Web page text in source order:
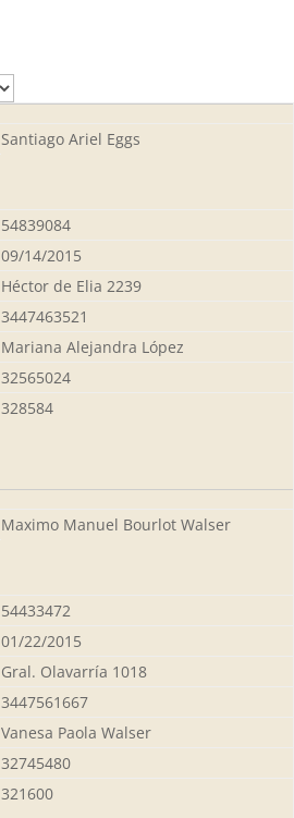
Santiago Ariel Eggs
54839084
09/14/2015
Héctor de Elia 2239
3447463521
Mariana Alejandra López
32565024
328584
Maximo Manuel Bourlot Walser
54433472
01/22/2015
Gral. Olavarría 1018
3447561667
Vanesa Paola Walser
32745480
321600